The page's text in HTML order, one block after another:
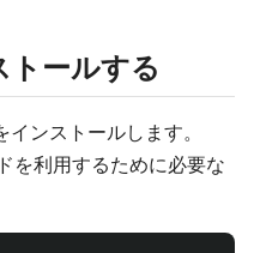
ールする
ンストールします。
を利用するために必要な